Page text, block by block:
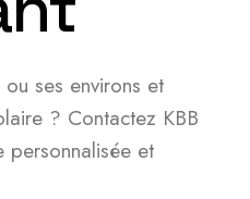
ses environs et
? Contactez KBB
personnalisée et